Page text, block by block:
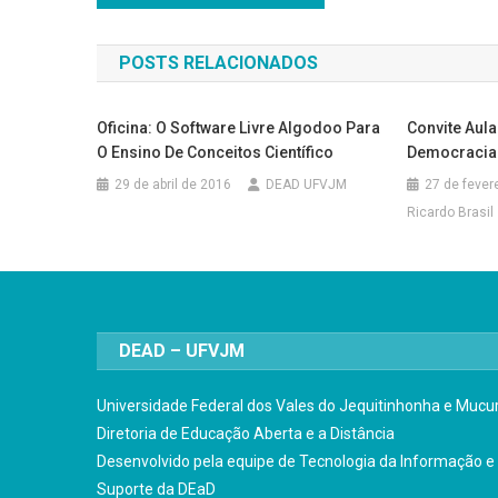
de
Post
POSTS RELACIONADOS
Oficina: O Software Livre Algodoo Para
O Ensino De Conceitos Científico
29 de abril de 2016 DEAD UFVJM
Convite
27 de
Ricardo Brasil
DEAD – UFVJM
Universidade Federal dos Vales do Jequitinhonha e
Diretoria de Educação Aberta e a Distância
Desenvolvido pela equipe de Tecnologia da Informação e
Suporte da DEaD